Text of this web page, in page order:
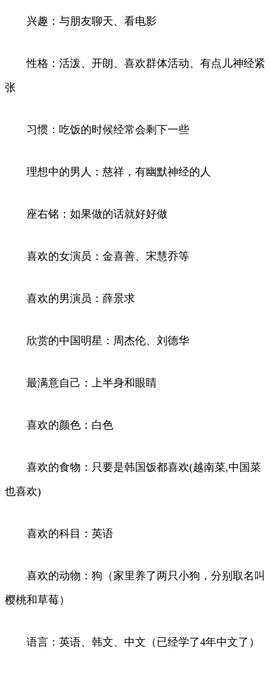
兴趣：与朋友聊天、看电影
性格：活泼、开朗、喜欢群体活动、有点儿神经紧
张
习惯：吃饭的时候经常会剩下一些
理想中的男人：慈祥，有幽默神经的人
座右铭：如果做的话就好好做
喜欢的女演员：金喜善、宋慧乔等
喜欢的男演员：薛景求
欣赏的中国明星：周杰伦、刘德华
最满意自己：上半身和眼睛
喜欢的颜色：白色
喜欢的食物：只要是韩国饭都喜欢(越南菜,中国菜
也喜欢)
喜欢的科目：英语
喜欢的动物：狗（家里养了两只小狗，分别取名叫
樱桃和草莓）
语言：英语、韩文、中文（已经学了4年中文了）